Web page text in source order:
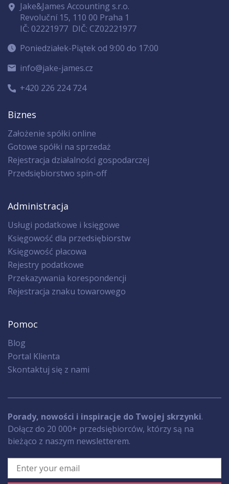
Jake&James Accounting s.r.o.
Revoluční 15, 110 00 Praha 1
IČ: 02221977 DIČ: CZ02221977
Poniedziałek-Piątek od 9:00 do 17:00
info@jake-james.cz
+420 226 224 724
Biznes
Założenie spółki online
Gotowe spółki na sprzedaż
Rejestracja działalności gospodarczej
Przedsiębiorstwo spin-off
Administracja
Usługi podatkowe i księgowe
Księgowość dla przedsiębiorstw
Księgowość płacowa
Rejestry podatkowe
Przekazywania korespondencji
Rejestracja znaku towarowego
Pomoc
Blog
Portal Klienta
Skontaktuj się z nami
Porady, nowości i inspiracje do Twojej skrzynki.
Dołącz do 20 000+ przedsiębiorców, którzy są na
bieżąco z naszym newsletterem.